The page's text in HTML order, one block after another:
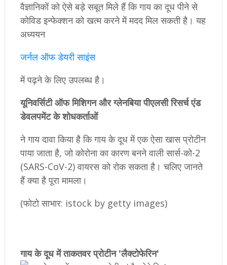
वैज्ञानिकों को ऐसे बड़े सबूत मिले हैं कि गाय का दूध पीने से
कोविड इन्फेक्शन को खत्म करने में मदद मिल सकती है। यह
अध्ययन
जर्नल ऑफ डेयरी साइंस
में पढ़ने के लिए उपलब्ध है।
यूनिवर्सिटी ऑफ मिशिगन और ग्लेनबिया पीएलसी रिसर्च एंड
डेवलपमेंट के शोधकर्ताओं
ने गाय दावा किया है कि गाय के दूध में एक ऐसा खास प्रोटीन
पाया जाता है, जो कोरोना का कारण बनने वाली सार्स-को-2
(SARS-CoV-2) वायरस को रोक सकता है। चलिए जानते
हैं क्या है पूरा मामला।
(फोटो साभार: istock by getty images)
गाय के दूध में ताकतवर प्रोटीन 'लैक्टोफेरिन'